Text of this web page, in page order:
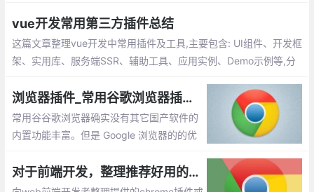
实用、前端必备的插件集
vue开发常用第三方插件总结
这篇文章整理vue开发中常用插件及工具,主要包含: UI组件、开发框
架、实用库、服务端SSR、辅助工具、应用实例、Demo示例等,分
浏览器插件_常用谷歌浏览器插件推荐
常用谷谷歌浏览器确实没有其它国产软件的
内置功能丰富。但是 Google 浏览器的的优
持众多强大好用的扩展程序，用户能够按照
自己的喜好去个性化定制浏览器。今天我就
对于前端开发，整理推荐好用的chrome插件或应用